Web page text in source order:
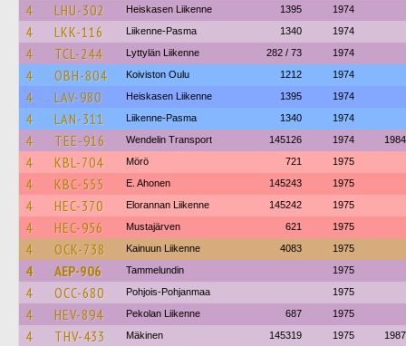
4 LHU-302 Heiskasen Liikenne 1395 1974
4 LKK-116 Liikenne-Pasma 1340 1974
4 TCL-244 Lyttylän Liikenne 282 / 73 1974
4 OBH-804 Koiviston Oulu 1212 1974
4 LAV-980 Heiskasen Liikenne 1395 1974
4 LAN-311 Liikenne-Pasma 1340 1974
4 TEE-916 Wendelin Transport 145126 1974 1984
4 KBL-704 Mörö 721 1975
4 KBC-555 E. Ahonen 145243 1975
4 HEC-370 Elorannan Liikenne 145242 1975
4 HEC-956 Mustajärven 621 1975
4 OCK-738 Kainuun Liikenne 4083 1975
4 AEP-906 Tammelundin 1975
4 OCC-680 Pohjois-Pohjanmaa 1975
4 HEV-894 Pekolan Liikenne 687 1975
4 THV-433 Mäkinen 145319 1975 1987